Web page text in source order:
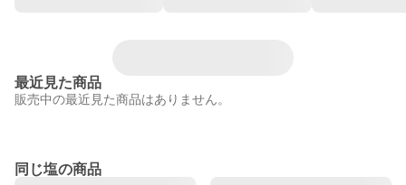
最近見た商品
販売中の最近見た商品はありません。
同じ塩の商品